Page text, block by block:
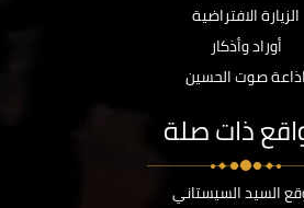
الزيارة الافتراضية
أوراد وأذكار
اذاعة صوت الحسين
ذات صلة
السيد السيستاني